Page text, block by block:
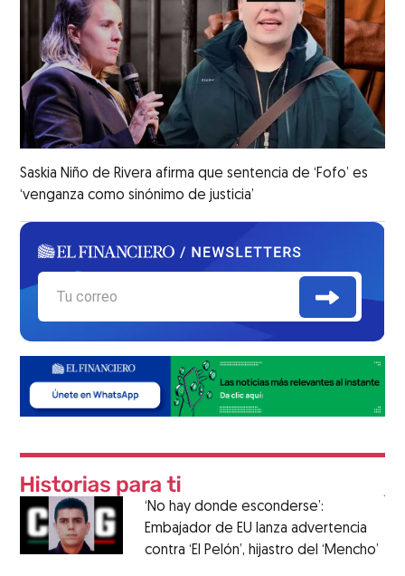
Saskia Niño de Rivera afirma que sentencia de ‘Fofo’ es
‘venganza como sinónimo de justicia’
‘No hay donde esconderse’:
Embajador de EU lanza advertencia
contra ‘El Pelón’, hijastro del ‘Mencho’